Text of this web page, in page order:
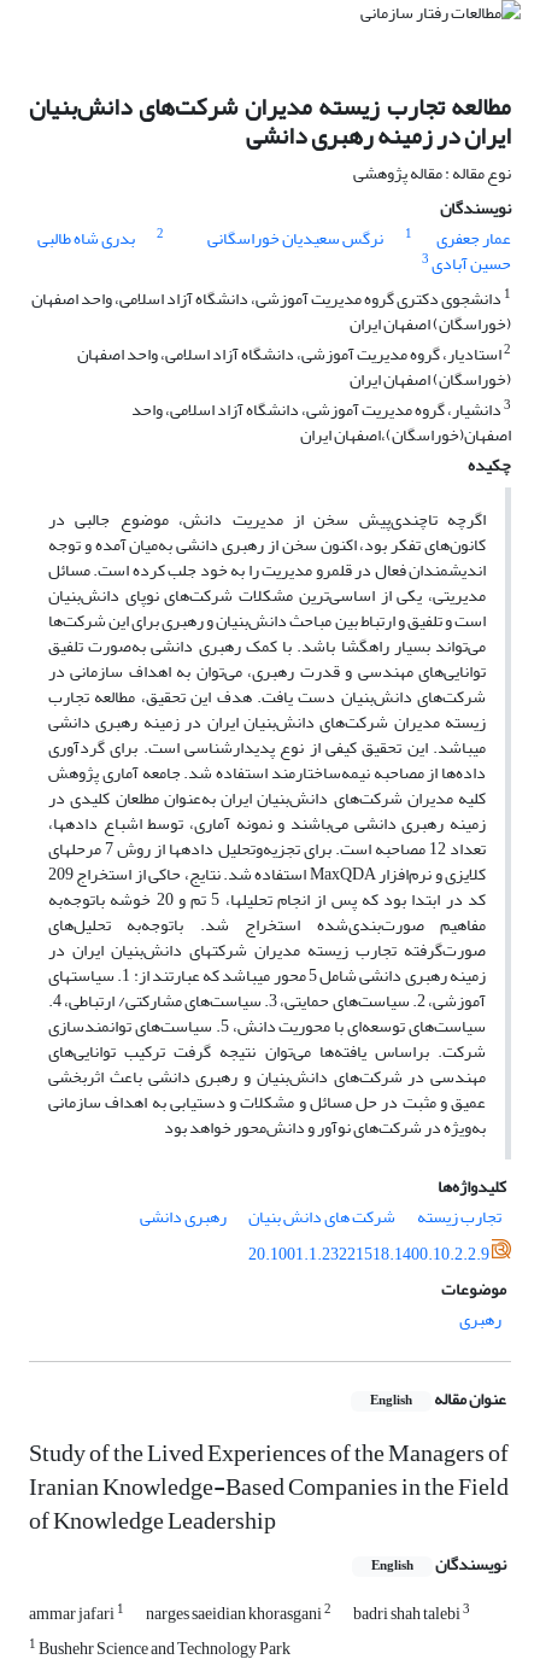
مطالعه تجارب زیسته مدیران شرکت‌های دانش‌بنیان
ایران در زمینه رهبری دانشی
نوع مقاله : مقاله پژوهشی
نویسندگان
عمار جعفری
1 نرگس سعیدیان خوراسگانی 2 بدری شاه طالبی
حسین آبادی3
1 دانشجوی دکتری گروه مدیریت آموزشی، دانشگاه آزاد اسلامی، واحد اصفهان
(خوراسگان) اصفهان ایران
2استادیار، گروه مدیریت آموزشی، دانشگاه آزاد اسلامی، واحد اصفهان
(خوراسگان) اصفهان ایران
3دانشیار، گروه مدیریت آموزشی، دانشگاه آزاد اسلامی، واحد
اصفهان(خوراسگان)،اصفهان ایران
چکیده
اگرچه تاچندی‌پیش سخن از مدیریت دانش، موضوع جالبی در
کانون‌های تفکر بود، اکنون سخن از رهبری دانشی به‌میان آمده و توجه
اندیشمندان فعال در قلمرو مدیریت را به خود جلب کرده است. مسائل
مدیریتی، یکی از اساسی‌ترین مشکلات شرکت‌های نوپای دانش‌بنیان
است و تلفیق و ارتباط بین مباحث دانش‌بنیان و رهبری برای این شرکت‌ها
می‌تواند بسیار راهگشا باشد. با کمک رهبری دانشی به‌صورت تلفیق
توانایی‌های مهندسی و قدرت رهبری، می‌توان به اهداف سازمانی در
شرکت‌های دانش‌بنیان دست یافت. هدف این تحقیق، مطالعه تجارب
زیسته مدیران شرکت‌های دانش‌بنیان ایران در زمینه رهبری دانشی
می­باشد. این تحقیق کیفی از نوع پدیدارشناسی است. برای گردآوری
داده‌ها از مصاحبه نیمه‌ساختارمند استفاده شد. جامعه آماری پژوهش
کلیه مدیران شرکت‌های دانش‌بنیان ایران به‌عنوان مطلعان کلیدی در
زمینه رهبری دانشی می‌باشند و نمونه آماری، توسط اشباع داده­ها،
تعداد 12 مصاحبه است. برای تجزیه‌وتحلیل داده­ها از روش 7 مرحله­ای
کلایزی و نرم‌افزار MaxQDA استفاده شد. نتایج، حاکی از استخراج 209
کد در ابتدا بود که پس از انجام تحلیل­ها، 5 تم و 20 خوشه باتوجه‌به
مفاهیم صورت‌بندی‌شده استخراج شد. باتوجه‌به تحلیل‌های
صورت‌گرفته تجارب زیسته مدیران شرکت­های دانش‌بنیان ایران در
زمینه رهبری دانشی شامل 5 محور می­باشد که عبارتند از: 1. سیاست­های
آموزشی، 2. سیاست‌های حمایتی، 3. سیاست‌های مشارکتی/ ارتباطی، 4.
سیاست‌های توسعه‌ای با محوریت دانش، 5. سیاست‌های توانمندسازی
شرکت. براساس یافته‌ها می‌توان نتیجه گرفت ترکیب توانایی‌های
مهندسی در شرکت‌های دانش‌بنیان و رهبری دانشی باعث اثربخشی
عمیق و مثبت در حل مسائل و مشکلات و دستیابی به اهداف سازمانی
به‌‌ویژه در شرکت‌های نوآور و دانش‌محور خواهد بود
کلیدواژه‌ها
تجارب زیسته
شرکت های دانش بنیان
رهبری دانشی
20.1001.1.23221518.1400.10.2.2.9
موضوعات
رهبری
عنوان مقاله English
Study of the Lived Experiences of the Managers of
Iranian Knowledge-Based Companies in the Field
of Knowledge Leadership
نویسندگان English
ammar jafari1 narges saeidian khorasgani2 badri shah talebi3
1Bushehr Science and Technology Park